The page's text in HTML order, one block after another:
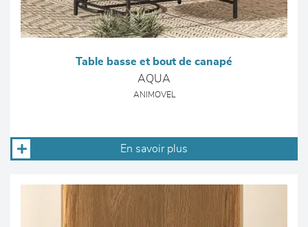
Table basse et bout de canapé
AQUA
ANIMOVEL
En savoir plus